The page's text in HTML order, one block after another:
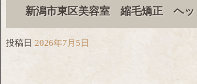
新潟市東区美容室 縮毛矯正 ヘ
投稿日 2026年7月5日